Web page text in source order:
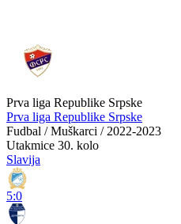
Prva liga Republike Srpske
Prva liga Republike Srpske
Fudbal / Muškarci / 2022-2023
Utakmice 30. kolo
Slavija
5:0